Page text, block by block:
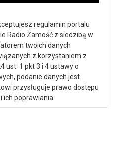
regulamin portalu
Radio Zamość z siedzibą w
twoich danych
z korzystaniem z
ust. 1 pkt 3 i 4 ustawy o
podanie danych jest
przysługuje prawo dostępu
ich poprawiania.